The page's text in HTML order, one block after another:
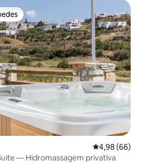
dos hóspedes
4,98 de uma
4,98 (66)
— Hidromassagem privativa